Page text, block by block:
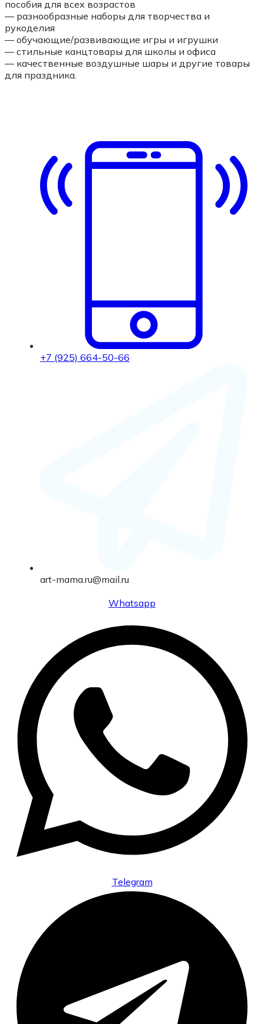
пособия для всех возрастов
— разнообразные наборы для творчества и
рукоделия
— обучающие/развивающие игры и игрушки
— стильные канцтовары для школы и офиса
— качественные воздушные шары и другие товары
для праздника.
+7 (925) 664-50-66
art-mama.ru@mail.ru
Whatsapp
Telegram